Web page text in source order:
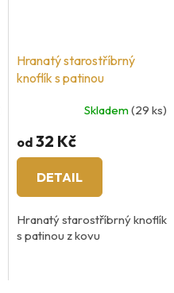
Hranatý starostříbrný
knoflík s patinou
Skladem(29 ks)
od32 Kč
DETAIL
Hranatý starostříbrný knoflík
s patinou z kovu